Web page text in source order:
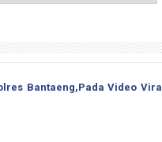
Bantaeng,Pada Video Viral